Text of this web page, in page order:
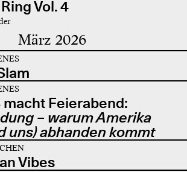
Vol. 4
März 2026
macht Feierabend:
– warum Amerika
uns) abhanden kommt
Vibes